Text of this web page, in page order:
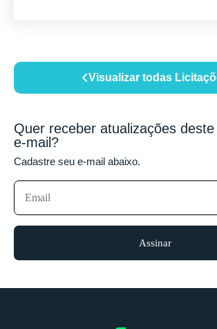
Visualizar todas
Quer receber atualizações
e-mail?
Cadastre seu e-mail abaixo.
Assinar